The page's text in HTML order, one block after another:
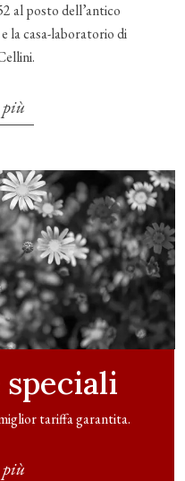
al posto dell’antico
la casa-laboratorio di
tariffa garantita.